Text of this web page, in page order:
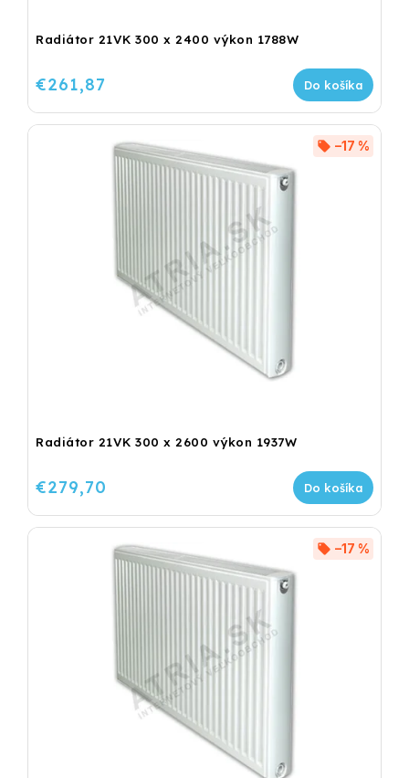
Radiátor 21VK 300 x 2400 výkon 1788W
€261,87 Do košíka
Radiátor 21VK 300 x 2600 výkon 1937W
–17 %
€279,70 Do košíka
–17 %